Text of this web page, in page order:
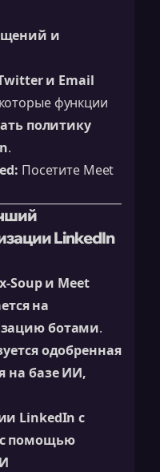
и
и Email
функции
политику
.
Посетите Meet
LinkedIn
Soup и Meet
на
ботами.
одобренная
на базе ИИ,
LinkedIn с
помощью